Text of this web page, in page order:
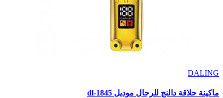
DALING
ماكينة حلاقة دالنج للرجال موديل dl-1845